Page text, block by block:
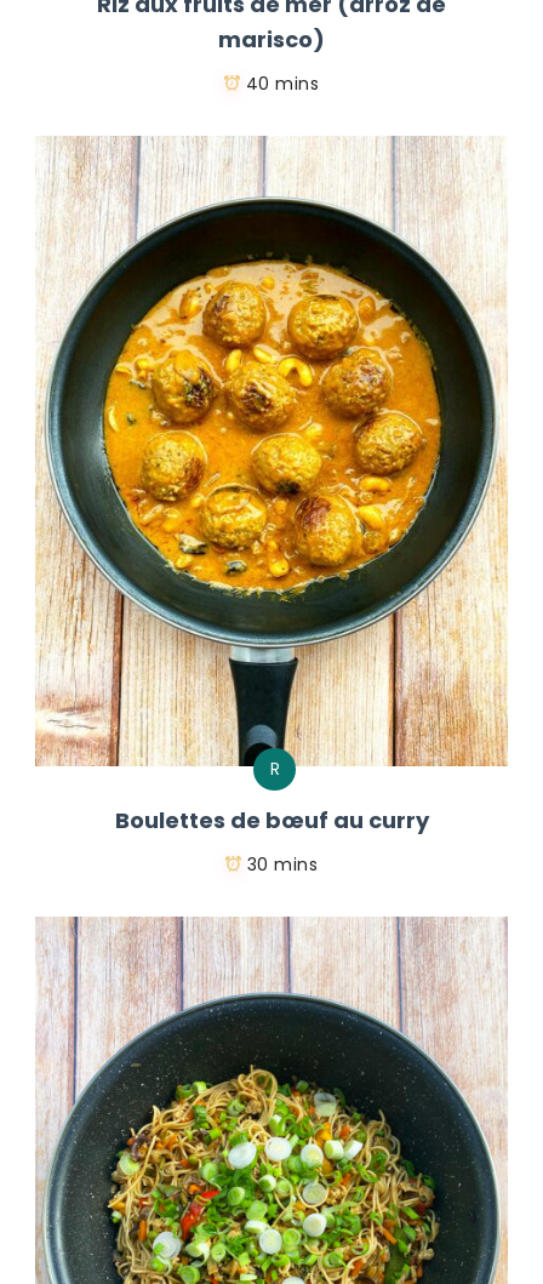
marisco)
40 mins
R
Boulettes de bœuf au curry
30 mins